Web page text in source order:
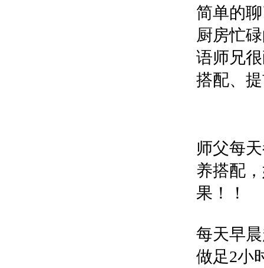
简单的
厨房忙
语师兄
搭配、
师父每
养搭配
果！！
每天早
做足2小